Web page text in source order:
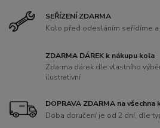
SEŘÍZENÍ ZDARMA
Kolo před odesláním seřídíme
ZDARMA DÁREK k nákupu kola
Zdarma dárek dle vlastního
ilustrativní
DOPRAVA ZDARMA na všechna
Doba doručení je od 2 dní, dle